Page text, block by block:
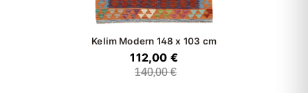
Kelim Modern 148 x 103 cm
112,00 €
140,00 €